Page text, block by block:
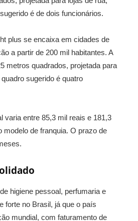
é de dois funcionários.
plus se encaixa em cidades de
a partir de 200 mil habitantes. A
metros quadrados, projetada para
sugerido é quatro
varia entre 85,3 mil reais e 181,3
modelo de franquia. O prazo de
higiene pessoal, perfumaria e
forte no Brasil, já que o país
mundial, com faturamento de